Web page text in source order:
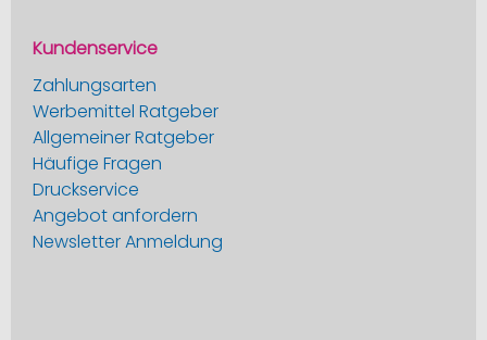
Kundenservice
Zahlungsarten
Werbemittel Ratgeber
Allgemeiner Ratgeber
Häufige Fragen
Druckservice
Angebot anfordern
Newsletter Anmeldung